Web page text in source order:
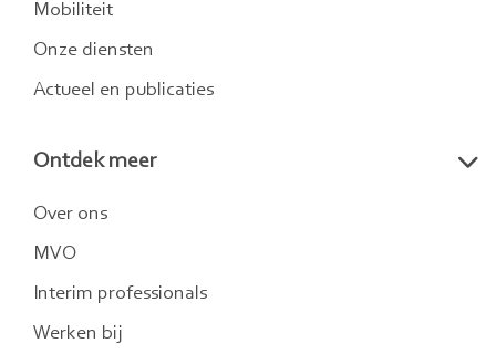
Mobiliteit
Onze diensten
Actueel en publicaties
Ontdek meer
Over ons
MVO
Interim professionals
Werken bij